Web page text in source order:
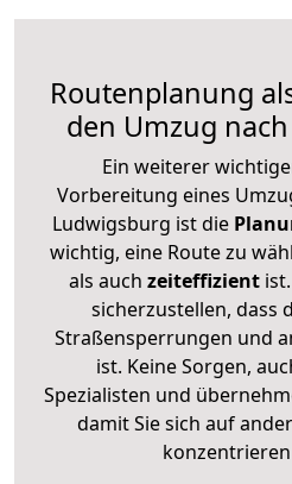
Routenplanung
den Umzug
Ein weiterer
Vorbereitung eines
Ludwigsburg ist die
wichtig, eine Route zu
als auch zeiteffizientist.
sicherzustellen, dass
Straßensperrungen und
ist. Keine Sorgen,
Spezialisten und
damit Sie sich auf